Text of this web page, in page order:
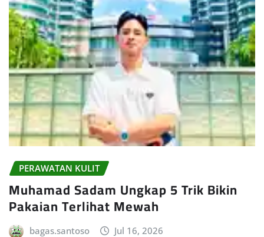
PERAWATAN KULIT
Muhamad Sadam Ungkap 5 Trik Bikin
Pakaian Terlihat Mewah
bagas.santoso Jul 16, 2026